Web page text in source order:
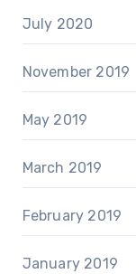
July 2020
November 2019
May 2019
March 2019
February 2019
January 2019